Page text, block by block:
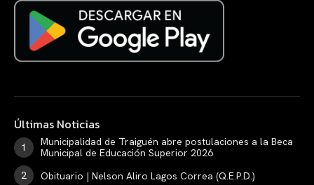
Últimas Noticias
Municipalidad de Traiguén abre postulaciones a la Beca
Municipal de Educación Superior 2026
Obituario | Nelson Aliro Lagos Correa (Q.E.P.D.)